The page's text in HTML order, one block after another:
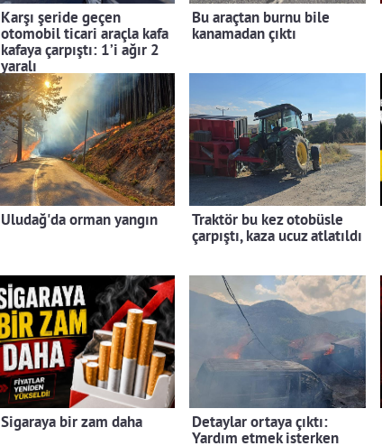
Karşı şeride geçen
otomobil ticari araçla kafa
kafaya çarpıştı: 1’i ağır 2
yaralı
Bu araçtan burnu bile
kanamadan çıktı
Uludağ'da orman yangın
Traktör bu kez otobüsle
çarpıştı, kaza ucuz atlatıldı
Sigaraya bir zam daha
Detaylar ortaya çıktı:
Yardım etmek isterken